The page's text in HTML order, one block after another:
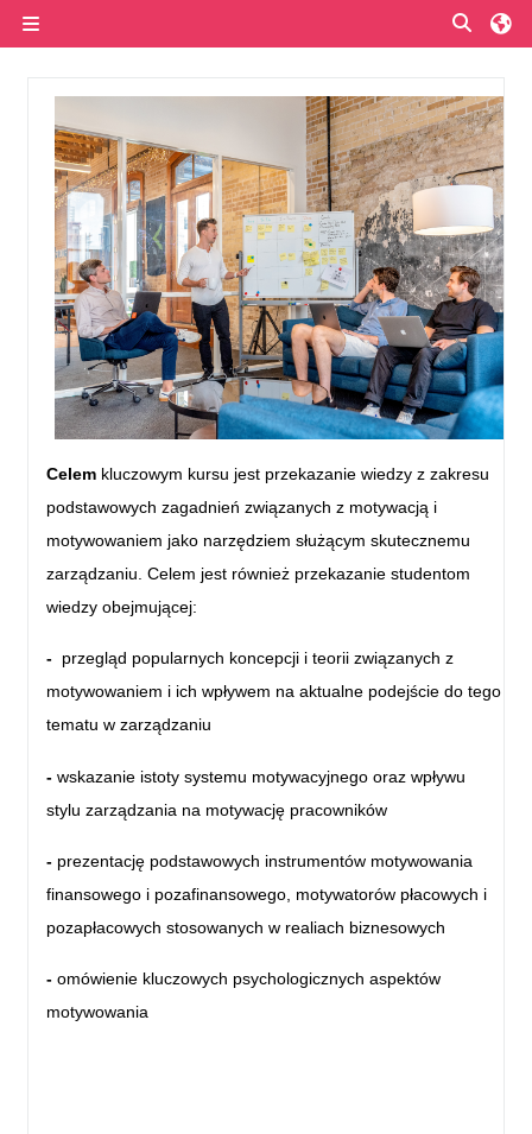
Przegląd sekcji
Celemkluczowym kursu jest przekazanie wiedzy z zakresu
podstawowych zagadnień związanych z motywacją i
motywowaniem jako narzędziem służącym skutecznemu
zarządzaniu. Celem jest również przekazanie studentom
wiedzy obejmującej:
- przegląd popularnych koncepcji i teorii związanych z
motywowaniem i ich wpływem na aktualne podejście do tego
tematu w zarządzaniu
-wskazanie istoty systemu motywacyjnego oraz wpływu
stylu zarządzania na motywację pracowników
-prezentację podstawowych instrumentów motywowania
finansowego i pozafinansowego, motywatorów płacowych i
pozapłacowych stosowanych w realiach biznesowych
-omówienie kluczowych psychologicznych aspektów
motywowania